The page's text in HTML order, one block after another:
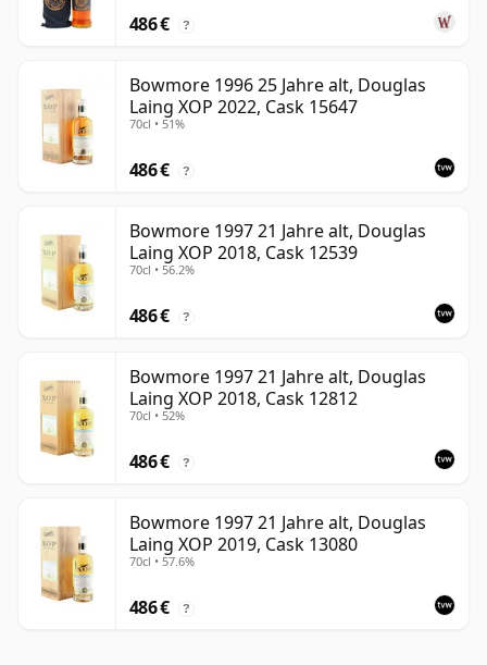
486 € ?
Bowmore 1996 25 Jahre alt, Douglas
Laing XOP 2022, Cask 15647
70cl • 51%
486 € ?
Bowmore 1997 21 Jahre alt, Douglas
Laing XOP 2018, Cask 12539
70cl • 56.2%
486 € ?
Bowmore 1997 21 Jahre alt, Douglas
Laing XOP 2018, Cask 12812
70cl • 52%
486 € ?
Bowmore 1997 21 Jahre alt, Douglas
Laing XOP 2019, Cask 13080
70cl • 57.6%
486 € ?